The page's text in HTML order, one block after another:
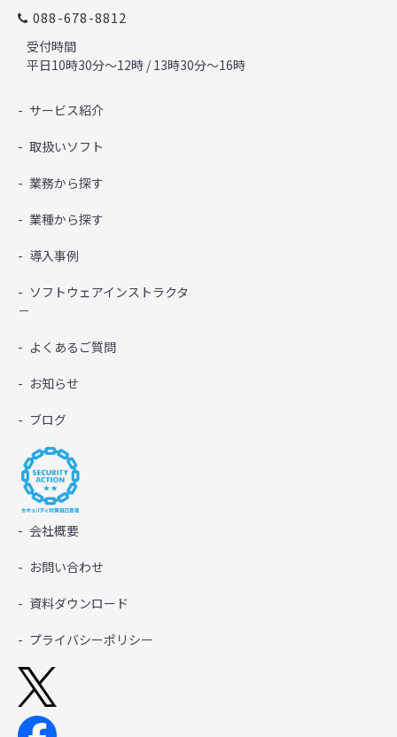
088-678-8812
受付時間
平日10時30分～12時 / 13時30分～16時
サービス紹介
取扱いソフト
業務から探す
業種から探す
導入事例
ソフトウェアインストラクタ
－
よくあるご質問
お知らせ
ブログ
会社概要
お問い合わせ
資料ダウンロード
プライバシーポリシー